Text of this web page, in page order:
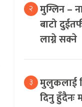
२ मुग्लिन –
बाटो
लाग्ने सक्ने
३ मुलुकलाई
दिनु हुँदैनः